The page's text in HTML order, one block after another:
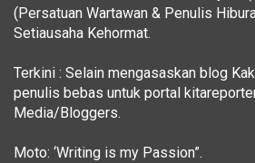
(Persatuan Wartawan & Penulis
Setiausaha Kehormat.
Terkini : Selain mengasaskan blog
penulis bebas untuk portal
Media/Bloggers.
Moto: ‘Writing is my Passion”.